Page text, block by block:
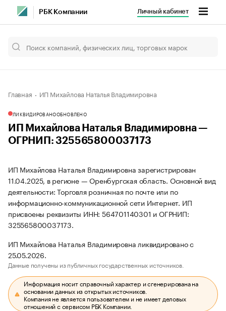
РБК Компании Личный кабинет
Главная ИП Михайлова Наталья Владимировна
ЛИКВИДИРОВАНООБНОВЛЕНО
ИП Михайлова Наталья Владимировна —
ОГРНИП: 325565800037173
ИП Михайлова Наталья Владимировна зарегистрирован
11.04.2025, в регионе — Оренбургская область. Основной вид
деятельности: Торговля розничная по почте или по
информационно-коммуникационной сети Интернет. ИП
присвоены реквизиты ИНН: 564701140301 и ОГРНИП:
325565800037173.
ИП Михайлова Наталья Владимировна ликвидировано с
25.05.2026.
Данные получены из публичных государственных источников.
Информация носит справочный характер и сгенерирована на
основании данных из открытых источников.
Компания не является пользователем и не имеет деловых
отношений с сервисом РБК Компании.